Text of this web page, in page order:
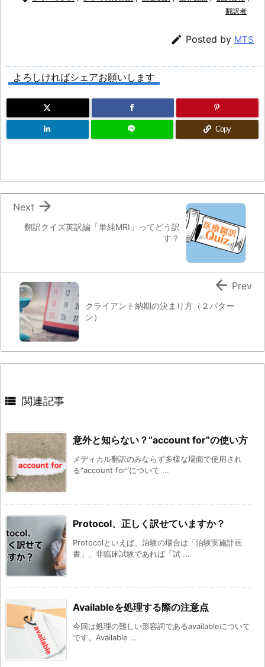
翻訳者
 Posted by MTS
よろしければシェアお願いします
Copy
翻訳クイズ英訳編「単純MRI」ってどう訳
す？

Next
クライアント納期の決まり方（２パター
ン）
 Prev
 関連記事
意外と知らない？“account for”の使い方
メディカル翻訳のみならず多様な場面で使用され
る“account for”について ...
Protocol、正しく訳せていますか？
Protocolといえば、治験の場合は「治験実施計画
書」、非臨床試験であれば「試 ...
Availableを処理する際の注意点
今回は処理の難しい形容詞であるavailableについて
です。Available ...